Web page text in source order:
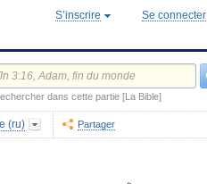
S’inscrire Se connecter
dans cette partie [La Bible]
(ru) Partager